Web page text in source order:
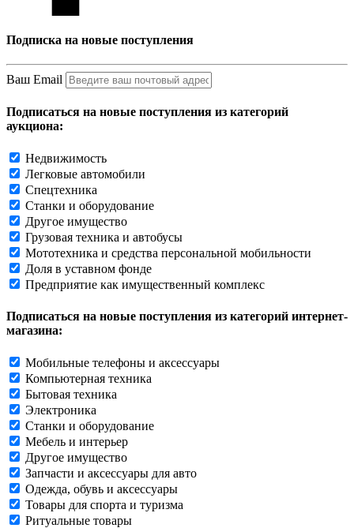
Подписка на новые поступления
Ваш Email
Подписаться на новые поступления из категорий
аукциона:
Недвижимость
Легковые автомобили
Спецтехника
Станки и оборудование
Другое имущество
Грузовая техника и автобусы
Мототехника и средства персональной мобильности
Доля в уставном фонде
Предприятие как имущественный комплекс
Подписаться на новые поступления из категорий интернет-
магазина:
Мобильные телефоны и аксессуары
Компьютерная техника
Бытовая техника
Электроника
Станки и оборудование
Мебель и интерьер
Другое имущество
Запчасти и аксессуары для авто
Одежда, обувь и аксессуары
Товары для спорта и туризма
Ритуальные товары